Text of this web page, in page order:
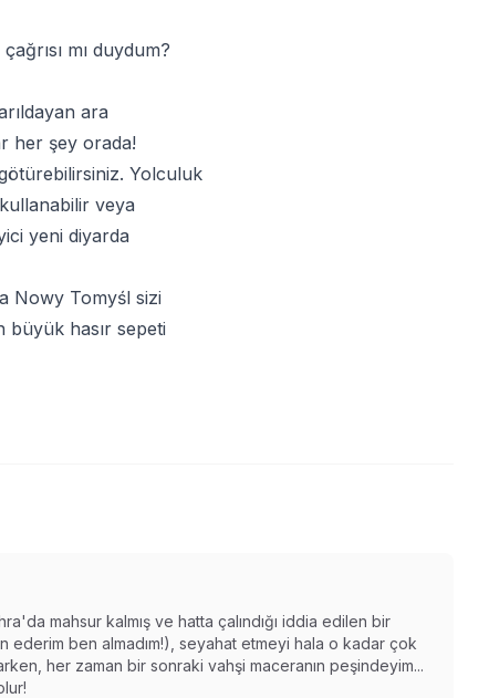
mı duydum?
ara
her şey orada!
Yolculuk
veya
yeni diyarda
Nowy Tomyśl sizi
büyük hasır sepeti
mahsur kalmış ve hatta çalındığı iddia edilen bir
ben almadım!), seyahat etmeyi hala o kadar çok
her zaman bir sonraki vahşi maceranın peşindeyim...